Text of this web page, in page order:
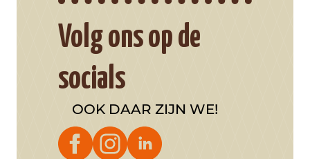
Volg ons op de
socials
OOK DAAR ZIJN WE!